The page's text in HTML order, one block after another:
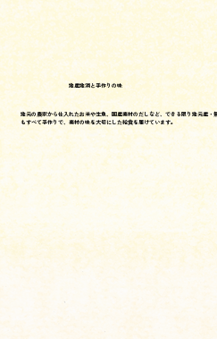
地産地消と手作りの味
地元の農家から仕入れたお米や生魚、国産素材のだしなど、できる限り地元産・
もすべて手作りで、素材の味を大切にした給食を届けています。